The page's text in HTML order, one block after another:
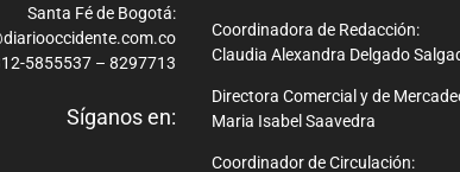
Santa Fé de Bogotá:
5855537 – 8297713
Síganos en:
Coordinadora de Redacción:
Claudia Alexandra Delgado
Directora Comercial y de
Maria Isabel Saavedra
Coordinador de Circulación: